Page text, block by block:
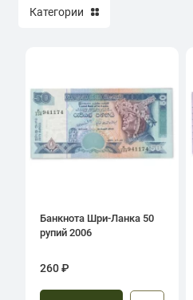
Категории
Банкнота Шри-Ланка 50
рупий 2006
260 ₽